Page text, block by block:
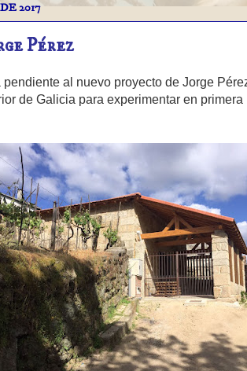
2017
Pérez
al nuevo proyecto de Jorge
de Galicia para experimentar en primera